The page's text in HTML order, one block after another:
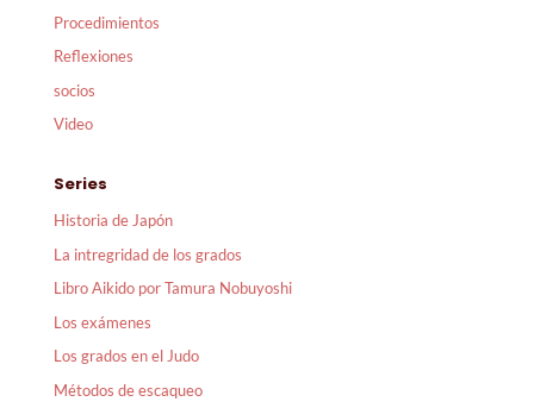
Procedimientos
Reflexiones
socios
Video
Series
Historia de Japón
La intregridad de los grados
Libro Aikido por Tamura Nobuyoshi
Los exámenes
Los grados en el Judo
Métodos de escaqueo